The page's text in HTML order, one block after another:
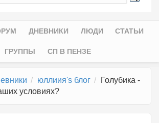
ДНЕВНИКИ ЛЮДИ СТАТЬИ
ГРУППЫ СП В ПЕНЗЕ
юллиия's блог
Голубика -
условиях?